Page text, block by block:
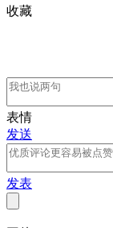
收藏
表情
发送
发表